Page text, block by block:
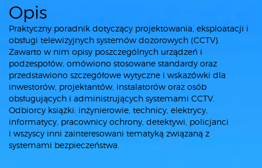
Opis
Praktyczny poradnik dotyczący projektowania, eksploatacji i
obsługi telewizyjnych systemów dozorowych (CCTV).
Zawarto w nim opisy poszczególnych urządzeń i
podzespołów, omówiono stosowane standardy oraz
przedstawiono szczegółowe wytyczne i wskazówki dla
inwestorów, projektantów, instalatorów oraz osób
obsługujących i administrujących systemami CCTV.
Odbiorcy książki: inżynierowie, technicy, elektrycy,
informatycy, pracownicy ochrony, detektywi, policjanci
i wszyscy inni zainteresowani tematyką związaną z
systemami bezpieczeństwa.